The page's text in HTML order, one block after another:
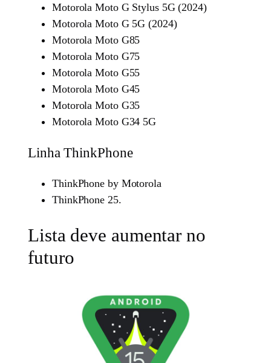
Motorola Moto G Stylus 5G (2024)
Motorola Moto G 5G (2024)
Motorola Moto G85
Motorola Moto G75
Motorola Moto G55
Motorola Moto G45
Motorola Moto G35
Motorola Moto G34 5G
Linha ThinkPhone
ThinkPhone by Motorola
ThinkPhone 25.
Lista deve aumentar no
futuro